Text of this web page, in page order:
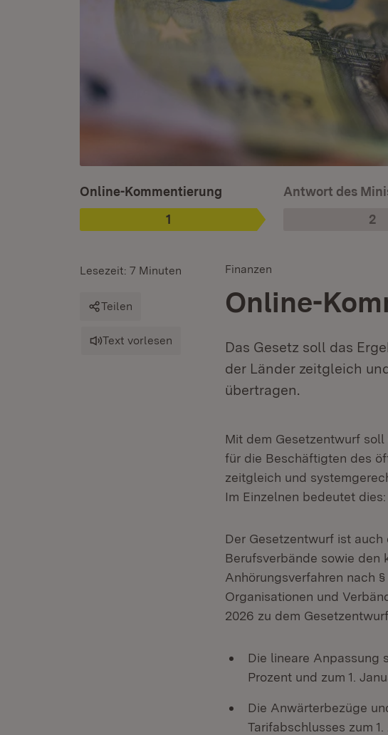
Phase
1
:
Ist ausgewählt. Ist die aktuelle Phase.
Online-Kommentierung
2
Antwort des
Finanzen
Online-
Das Gesetz soll das
der Länder zeitgleich
übertragen.
Lesezeit: 7 Minuten
Teilen
Text vorlesen
Mit dem Gesetzentwurf
für die Beschäftigten des
zeitgleich und
Im Einzelnen bedeutet dies:
Der Gesetzentwurf ist
Berufsverbände sowie den
Anhörungsverfahren nach
Organisationen und
2026 zu dem
Die lineare Anpassung
Prozent und zum 1.
Die Anwärterbezüge
Tarifabschlusses zum